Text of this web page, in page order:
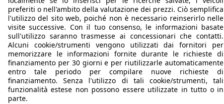
dati.
preferiti o nell'ambito della valutazione dei prezzi. Ciò semplifica
l'utilizzo del sito web, poiché non è necessario reinserirlo nelle
visite successive. Con il tuo consenso, le informazioni basate
sull'utilizzo saranno trasmesse ai concessionari che contatti.
Alcuni cookie/strumenti vengono utilizzati dai fornitori per
memorizzare le informazioni fornite durante le richieste di
finanziamento per 30 giorni e per riutilizzarle automaticamente
entro tale periodo per compilare nuove richieste di
finanziamento. Senza l'utilizzo di tali cookie/strumenti, tali
funzionalità estese non possono essere utilizzate in tutto o in
parte.